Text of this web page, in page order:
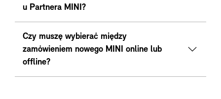
u Partnera MINI?
Czy muszę wybierać między
zamówieniem nowego MINI online lub
offline?